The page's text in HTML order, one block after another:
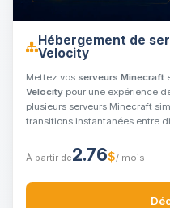
Hébergement de
Velocity
Mettez vos serveurs Minecraft
Velocity pour une expérience
plusieurs serveurs Minecraft
transitions instantanées entre
À partir de2.76$/ mois